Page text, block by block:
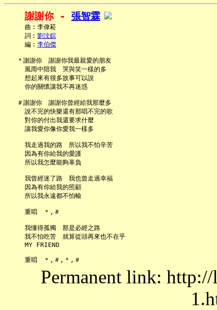
謝謝你 - 張智霖
     曲︰李偉菘
     詞︰
劉汶錝
     編︰
李伯傑
   ＊謝謝你　謝謝你我最親愛的朋友
     風雨中陪我　哭與笑一樣的多
     想起來有很多故事可以說
     你的關懷讓我不再迷惑
   ＃謝謝你　謝謝你曾經給我那麼多
     說不完的快樂還有那唱不完的歌
     對你的付出我還要求什麼
     讓我愛你像你愛我一樣多
     我走過我的路　所以我不怕辛苦
     因為有你給我的愛護
     所以我怎麼能夠辜負
     我曾經迷了路　我也曾走過幸福
     因為有你給我的照顧
     所以我永遠都不怕輸
     重唱　＊,＃
     我懂得孤獨　那是必經之路
     我不怕吃苦　就算從頭再來也不在乎
     MY FRIEND
Permanent link: